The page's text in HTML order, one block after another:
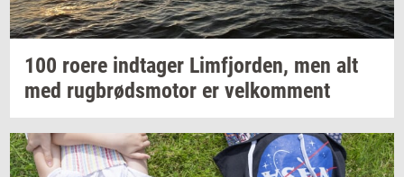
100 roere ind­ta­ger Lim­fjor­den, men alt
med rug­brøds­mo­tor er vel­kom­ment